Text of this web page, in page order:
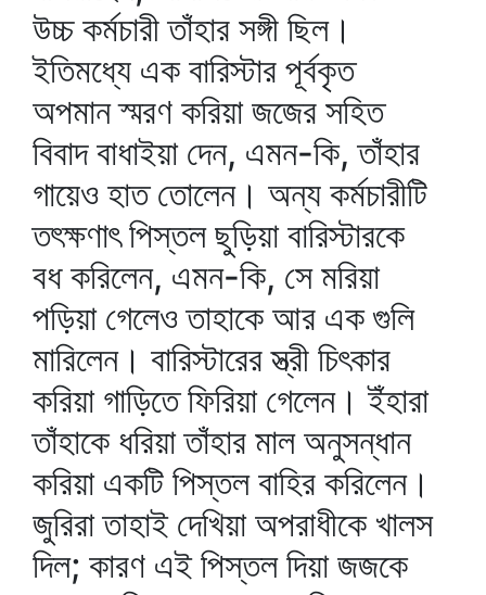
উচ্চ কর্মচারী তাঁহার সঙ্গী ছিল।
ইতিমধ্যে এক বারিস্টার পূর্বকৃত
অপমান স্মরণ করিয়া জজের সহিত
বিবাদ বাধাইয়া দেন, এমন-কি, তাঁহার
গায়েও হাত তোলেন। অন্য কর্মচারীটি
তৎক্ষণাৎ পিস্তল ছুড়িয়া বারিস্টারকে
বধ করিলেন, এমন-কি, সে মরিয়া
পড়িয়া গেলেও তাহাকে আর এক গুলি
মারিলেন। বারিস্টারের স্ত্রী চিৎকার
করিয়া গাড়িতে ফিরিয়া গেলেন। ইঁহারা
তাঁহাকে ধরিয়া তাঁহার মাল অনুসন্ধান
করিয়া একটি পিস্তল বাহির করিলেন।
জুরিরা তাহাই দেখিয়া অপরাধীকে খালস
দিল; কারণ এই পিস্তল দিয়া জজকে